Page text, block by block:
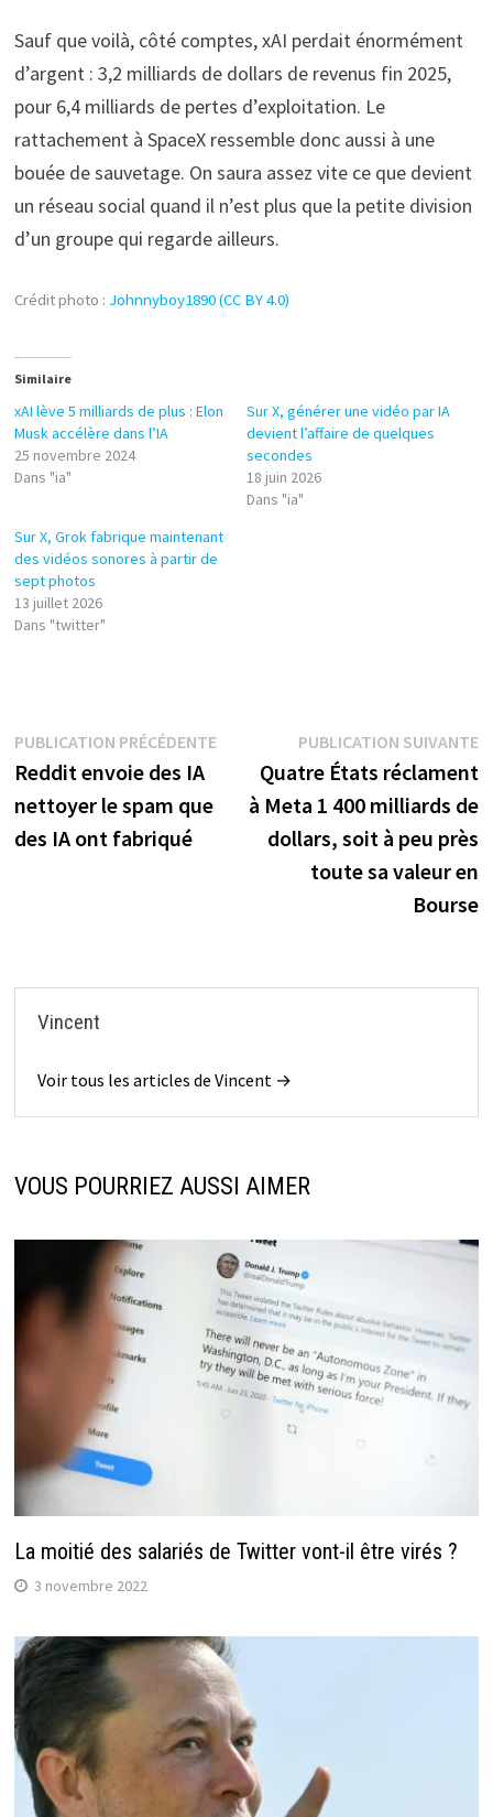
Sauf que voilà, côté comptes, xAI perdait énormément
d’argent : 3,2 milliards de dollars de revenus fin 2025,
pour 6,4 milliards de pertes d’exploitation. Le
rattachement à SpaceX ressemble donc aussi à une
bouée de sauvetage. On saura assez vite ce que devient
un réseau social quand il n’est plus que la petite division
d’un groupe qui regarde ailleurs.
Crédit photo : Johnnyboy1890 (CC BY 4.0)
Similaire
xAI lève 5 milliards de plus : Elon
Musk accélère dans l’IA
25 novembre 2024
Dans "ia"
Sur X, générer une vidéo par IA
devient l’affaire de quelques
secondes
18 juin 2026
Dans "ia"
Sur X, Grok fabrique maintenant
des vidéos sonores à partir de
sept photos
13 juillet 2026
Dans "twitter"
Navigation
de
l’article
PUBLICATION PRÉCÉDENTEPublication
précédente :
Reddit envoie des IA
nettoyer le spam que
des IA ont fabriqué
PUBLICATION SUIVANTE
Quatre États réclament
à Meta 1 400 milliards de
dollars, soit à peu près
toute sa valeur en
Bourse
Vincent
Voir tous les articles de Vincent →
VOUS POURRIEZ AUSSI AIMER
La moitié des salariés de Twitter vont-il être virés ?
3 novembre 2022